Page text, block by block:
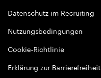
Datenschutz im Recruiting
Nutzungsbedingungen
Cookie-Richtlinie
Erklärung zur Barrierefreiheit